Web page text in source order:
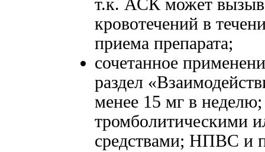
т.к. АСК может
кровотечений в
приема препарата;
сочетанное
раздел
менее 15 мг в
тромболитическими
средствами; НПВС и